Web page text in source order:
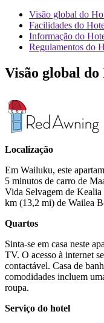
Visão global do
Facilidades do
Informação do
Regulamentos do
Visão global
Localização
Em Wailuku, este
5 minutos de carro de
Vida Selvagem de Kealia
km (13,2 mi) de Wailea
Quartos
Sinta-se em casa neste
TV. O acesso à internet
contactável. Casa de
comodidades incluem
roupa.
Serviço do hotel